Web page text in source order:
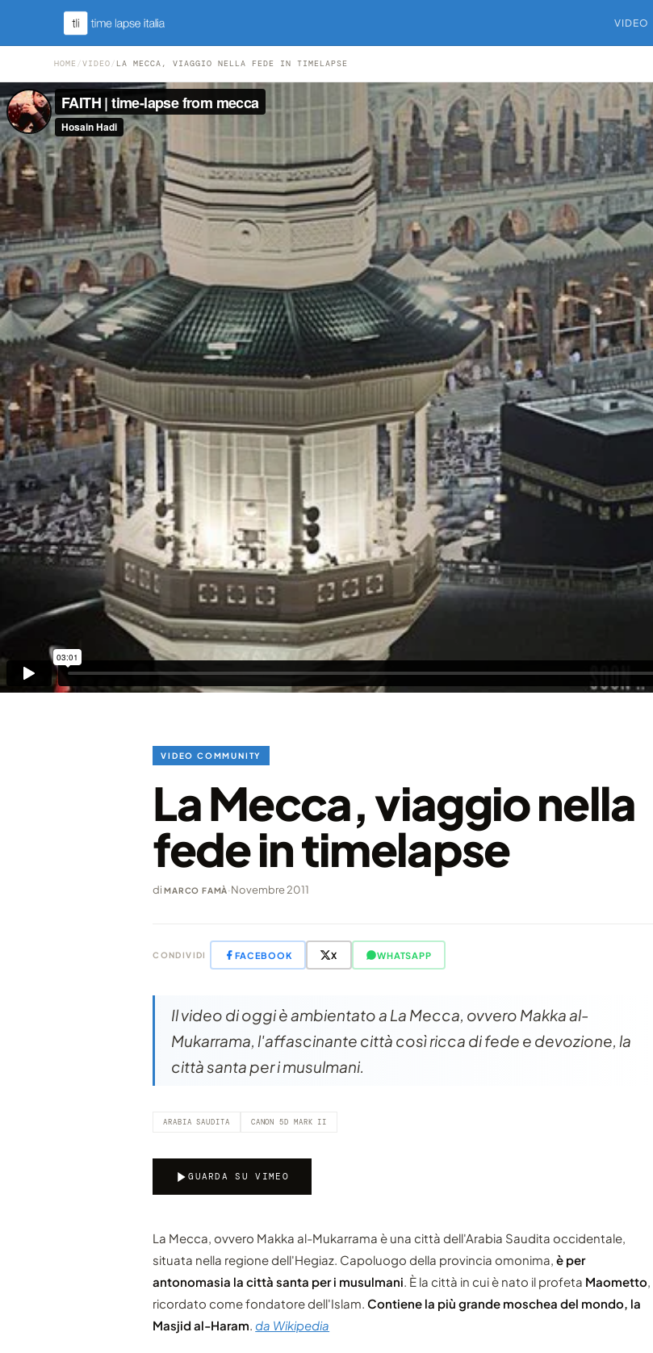
VIDEO
HOME /VIDEO / LA MECCA, VIAGGIO NELLA FEDE IN TIMELAPSE
VIDEO COMMUNITY
La Mecca, viaggio nella
fede in timelapse
diMARCO FAMÀ·Novembre 2011
CONDIVIDI FACEBOOK X WHATSAPP
Il video di oggi è ambientato a La Mecca, ovvero Makka al-
Mukarrama, l'affascinante città così ricca di fede e devozione, la
città santa per i musulmani.
ARABIA SAUDITA CANON 5D MARK II
GUARDA SU VIMEO
La Mecca, ovvero Makka al-Mukarrama è una città dell'Arabia Saudita occidentale,
situata nella regione dell'Hegiaz. Capoluogo della provincia omonima,è per
antonomasia la città santa per i musulmani. È la città in cui è nato il profeta Maometto,
ricordato come fondatore dell'Islam.Contiene la più grande moschea del mondo, la
Masjid al-Haram.da Wikipedia